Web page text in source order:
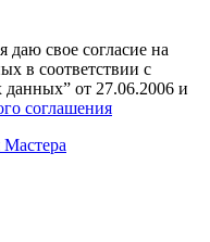
свое согласие на
в соответствии с
от 27.06.2006 и
соглашения